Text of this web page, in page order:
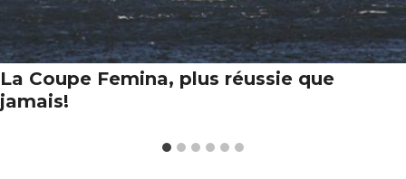
La Coupe Femina, plus réussie que
jamais!